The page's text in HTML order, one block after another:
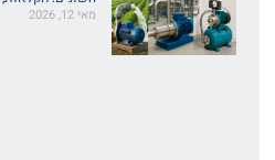
מאי 12, 2026